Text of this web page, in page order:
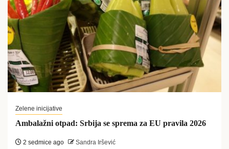
Zelene inicijative
Ambalažni otpad: Srbija se sprema za EU pravila 2026
2 sedmice ago Sandra Iršević